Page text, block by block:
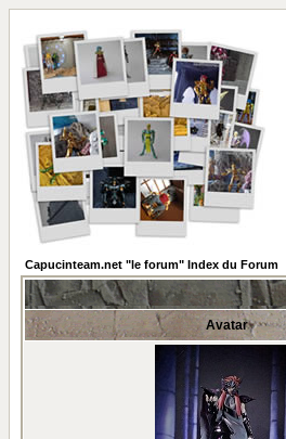
Capucinteam.net "le forum" Index du Forum
Avatar